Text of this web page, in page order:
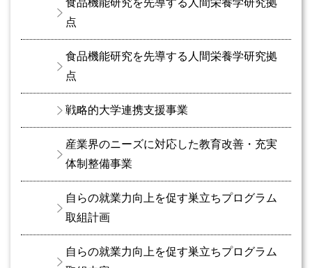
食品機能研究を先導する人間栄養学研究拠
点
食品機能研究を先導する人間栄養学研究拠
点
戦略的大学連携支援事業
産業界のニーズに対応した教育改善・充実
体制整備事業
自らの就業力向上を促す巣立ちプログラム
取組計画
自らの就業力向上を促す巣立ちプログラム